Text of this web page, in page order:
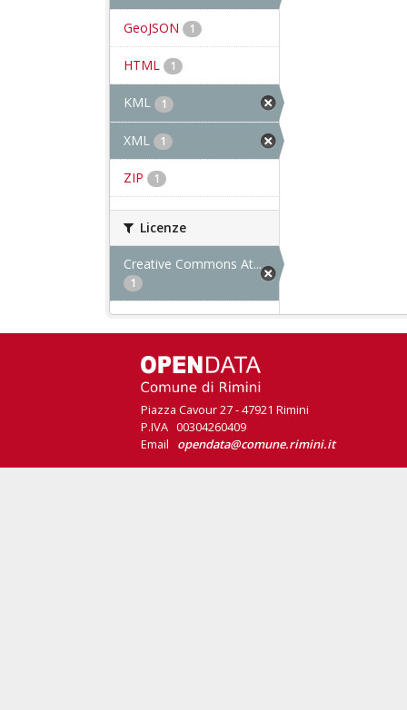
GeoJSON 1
HTML 1
KML 1
XML 1
ZIP 1
Licenze
Creative Commons At...
1
Piazza Cavour 27 - 47921 Rimini
P.IVA 00304260409
Email opendata@comune.rimini.it